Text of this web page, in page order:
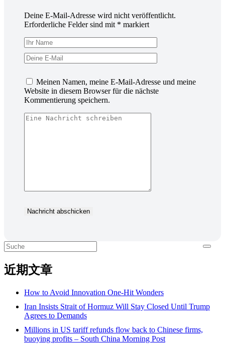
Deine E-Mail-Adresse wird nicht veröffentlicht.
Erforderliche Felder sind mit * markiert
Meinen Namen, meine E-Mail-Adresse und meine
Website in diesem Browser für die nächste
Kommentierung speichern.
Nachricht abschicken
近期文章
How to Avoid Innovation One-Hit Wonders
Iran Insists Strait of Hormuz Will Stay Closed Until Trump
Agrees to Demands
Millions in US tariff refunds flow back to Chinese firms,
buoying profits – South China Morning Post